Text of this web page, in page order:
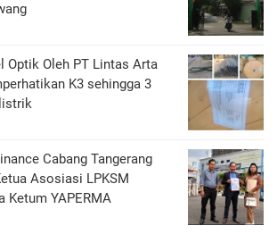
Optik Oleh PT Lintas Arta
K3 sehingga 3
Cabang Tangerang
Asosiasi LPKSM
Ketum YAPERMA